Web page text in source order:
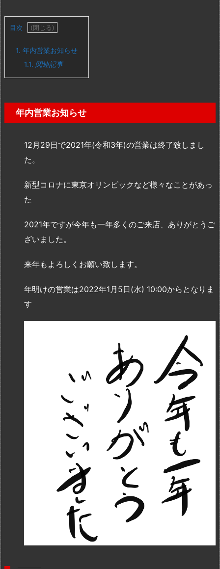
目次
1. 年内営業お知らせ
1.1. 関連記事
年内営業お知らせ
12月29日で2021年(令和3年)の営業は終了致しまし
た。
新型コロナに東京オリンピックなど様々なことがあっ
た
2021年ですが今年も一年多くのご来店、ありがとうご
ざいました。
来年もよろしくお願い致します。
年明けの営業は2022年1月5日(水) 10:00からとなりま
す